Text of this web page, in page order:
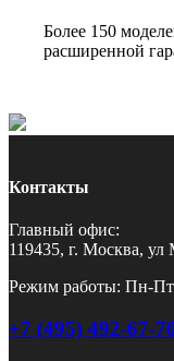
Более 150
расширенной
Контакты
Главный офис:
119435, г. Москва, ул
Режим работы: Пн-
+7 (495) 492-67-